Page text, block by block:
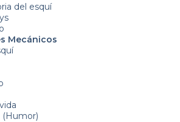
del esquí
Mecánicos
(Humor)